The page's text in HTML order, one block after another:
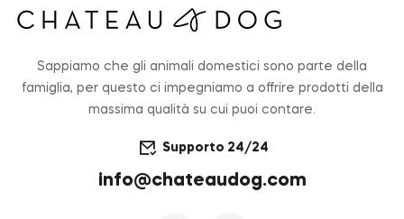
Sappiamo che gli animali domestici sono parte della
famiglia, per questo ci impegniamo a offrire prodotti della
massima qualità su cui puoi contare.
Supporto 24/24
info@chateaudog.com